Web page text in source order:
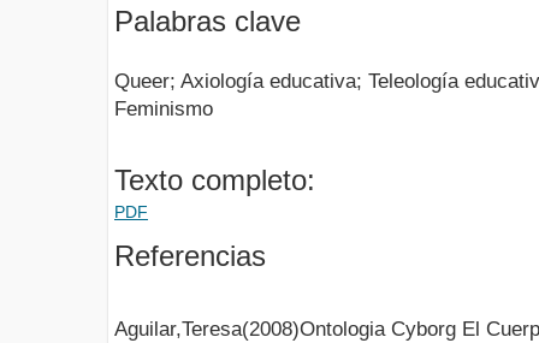
Palabras clave
Queer; Axiología educativa; Teleología
Feminismo
Texto completo:
PDF
Referencias
Aguilar,Teresa(2008)Ontologia Cyborg El